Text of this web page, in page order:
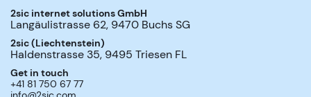
2sic internet solutions GmbH
Langäulistrasse 62, 9470 Buchs SG
2sic (Liechtenstein)
Haldenstrasse 35, 9495 Triesen FL
Get in touch
+41 81 750 67 77